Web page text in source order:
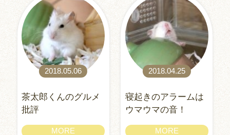
2018.05.06
茶太郎くんのグルメ
批評
MORE
2018.04.25
寝起きのアラームは
ウマウマの音！
MORE